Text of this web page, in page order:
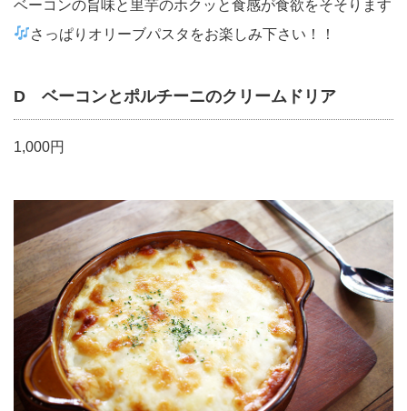
ベーコンの旨味と里芋のホクッと食感が食欲をそそります
さっぱりオリーブパスタをお楽しみ下さい！！
D ベーコンとポルチーニのクリームドリア
1,000円